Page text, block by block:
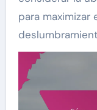
para